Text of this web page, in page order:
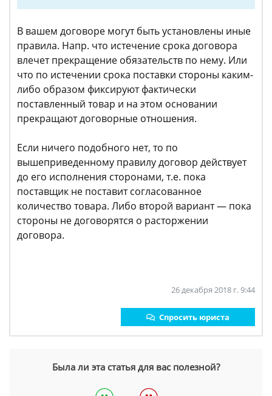
В вашем договоре могут быть установлены иные
правила. Напр. что истечение срока договора
влечет прекращение обязательств по нему. Или
что по истечении срока поставки стороны каким-
либо образом фиксируют фактически
поставленный товар и на этом основании
прекращают договорные отношения.
Если ничего подобного нет, то по
вышеприведенному правилу договор действует
до его исполнения сторонами, т.е. пока
поставщик не поставит согласованное
количество товара. Либо второй вариант — пока
стороны не договорятся о расторжении
договора.
26 декабря 2018 г. 9:44
Спросить юриста
Была ли эта статья для вас полезной?